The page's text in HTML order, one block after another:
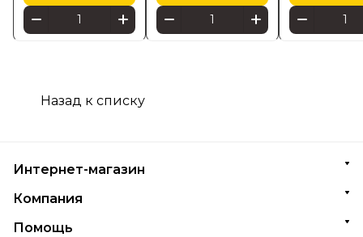
Назад к списку
Интернет-магазин
Компания
Помощь